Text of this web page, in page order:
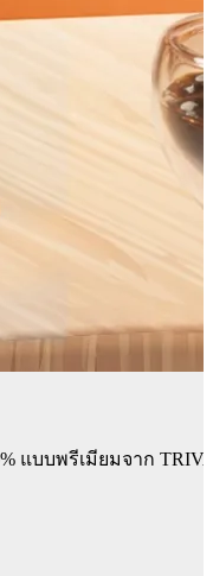
แบบพรีเมียมจาก